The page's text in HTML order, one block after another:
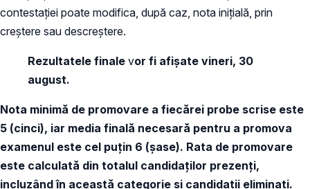
contestației poate modifica, după caz, nota inițială, prin
creștere sau descreștere.
Rezultatele finale vor fi afișate vineri, 30
august.
Nota minimă de promovare a fiecărei probe scrise este
5 (cinci), iar media finală necesară pentru a promova
examenul este cel puțin 6 (șase). Rata de promovare
este calculată din totalul candidaţilor prezenţi,
incluzând în această categorie şi candidaţii eliminaţi.